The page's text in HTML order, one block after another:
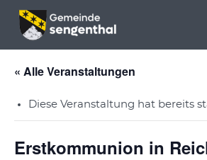
Menü überspringen
Menü überspringen
« Alle Veranstaltungen
Diese Veranstaltung hat bereits
Erstkommunion in